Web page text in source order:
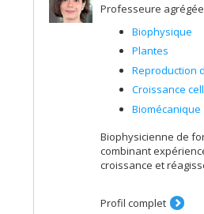
Professeure agrégée
Biophysique
Plantes
Reproduction
Croissance
Biomécanique
Biophysicienne de
combinant
croissance et
Profil complet